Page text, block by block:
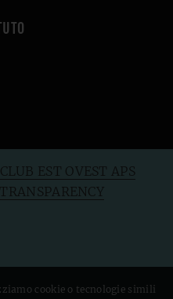
EST OVEST APS
TRANSPARENCY
cookie o tecnologie simili